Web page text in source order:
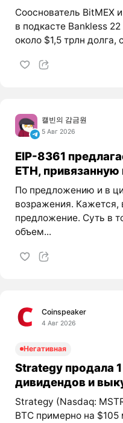
Сооснователь BitMEX
в подкасте Bankless
около $1,5 трлн долга,
캘빈의 감금원
5 Авг 2026
EIP-8361
ETH, привязанную
По предложению и в
возражения. Кажется,
предложение. Суть в
объем...
Coinspeaker
4 Авг 2026
Негативная
Strategy продала
дивидендов и
Strategy (Nasdaq:
BTC примерно на $105